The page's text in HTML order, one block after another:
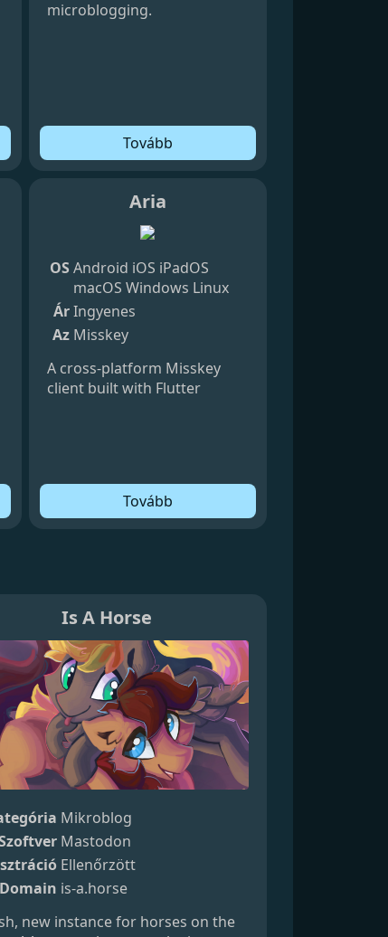
microblogging.
Tovább
Aria
OS Android iOS iPadOS
macOS Windows Linux
ÁrIngyenes
Az Misskey
A cross-platform Misskey
client built with Flutter
Tovább
Is A Horse
Mikroblog
Mastodon
Ellenőrzött
Domain is-a.horse
new instance for horses on the